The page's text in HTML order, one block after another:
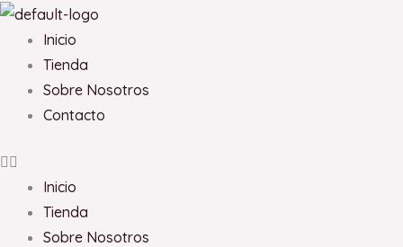
Ir
contenido
Inicio
Tienda
Sobre Nosotros
Contacto
Inicio
Tienda
Sobre Nosotros